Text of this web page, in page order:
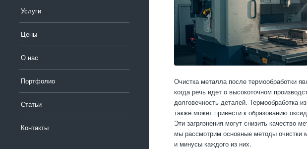
Услуги
Цены
О нас
Портфолио
Статьи
Контакты
Очистка металла после термообработки
когда речь идет о высокоточном
долговечность деталей. Термообработка
также может привести к образованию
Эти загрязнения могут снизить качество
мы рассмотрим основные методы очистки
и минусы каждого из них.